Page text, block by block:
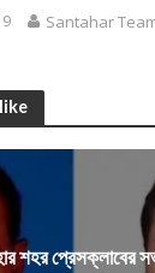
Santahar
শহর প্রেসক্লাবের